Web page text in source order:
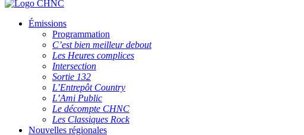
Émissions
Programmation
C’est bien meilleur debout
Les Heures complices
Intersection
Sortie 132
L’Entrepôt Country
L’Ami Public
Le décompte CHNC
Les Classiques Rock
Nouvelles régionales